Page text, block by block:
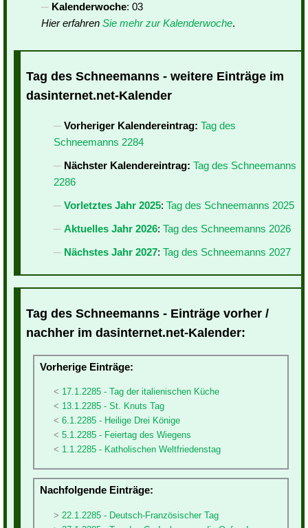
Kalenderwoche: 03
Hier erfahren Sie mehr zur Kalenderwoche.
Tag des Schneemanns - weitere Einträge im
dasinternet.net-Kalender
Vorheriger Kalendereintrag: Tag des
Schneemanns 2284
Nächster Kalendereintrag: Tag des Schneemanns
2286
Vorletztes Jahr 2025: Tag des Schneemanns 2025
Aktuelles Jahr 2026: Tag des Schneemanns 2026
Nächstes Jahr 2027: Tag des Schneemanns 2027
Tag des Schneemanns - Einträge vorher /
nachher im dasinternet.net-Kalender:
Vorherige Einträge:
17.1.2285 - Tag der italienischen Küche
13.1.2285 - St. Knuts Tag
6.1.2285 - Heilige Drei Könige
5.1.2285 - Feiertag des Wiegens
1.1.2285 - Katholischen Weltfriedenstag
Nachfolgende Einträge:
22.1.2285 - Deutsch-Französischer Tag